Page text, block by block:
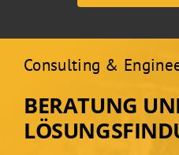
Consulting &
BERATUNG